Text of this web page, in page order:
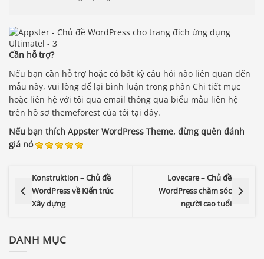
Cần hỗ trợ?
Nếu bạn cần hỗ trợ hoặc có bất kỳ câu hỏi nào liên quan đến
mẫu này, vui lòng để lại bình luận trong phần Chi tiết mục
hoặc liên hệ với tôi qua email thông qua biểu mẫu liên hệ
trên hồ sơ themeforest của tôi tại đây.
Nếu bạn thích Appster WordPress Theme, đừng quên đánh
giá nó
Konstruktion – Chủ đề
WordPress về Kiến trúc
Xây dựng
Lovecare – Chủ đề
WordPress chăm sóc
người cao tuổi
DANH MỤC